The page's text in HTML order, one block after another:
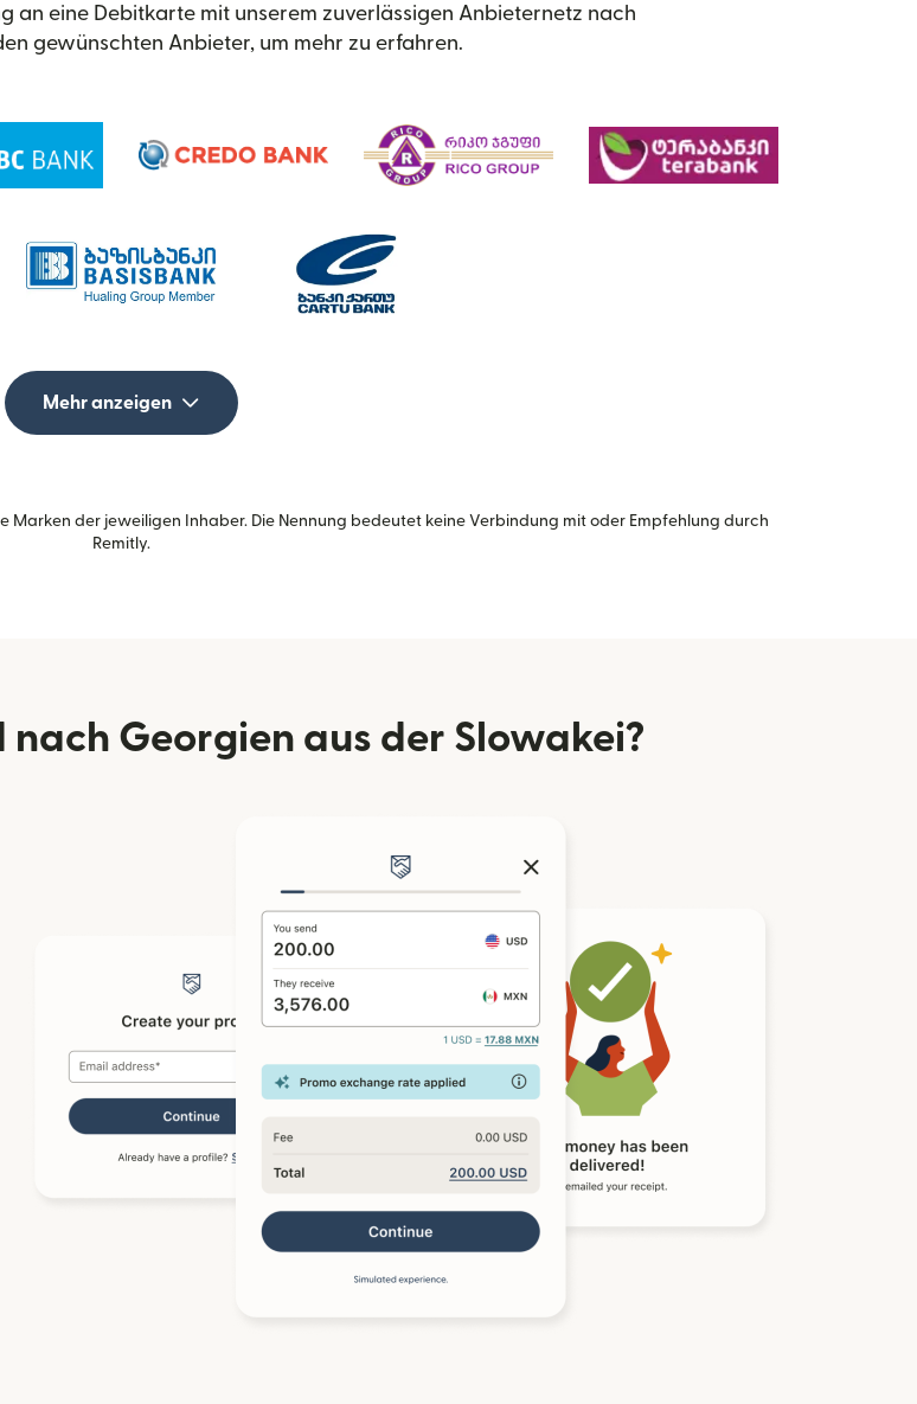
an eine Debitkarte mit unserem zuverlässigen Anbieternetz nach
gewünschten Anbieter, um mehr zu erfahren.
Mehr anzeigen
Marken der jeweiligen Inhaber. Die Nennung bedeutet keine Verbindung mit oder Empfehlung durch
Remitly.
Georgien aus der Slowakei?
Fenster geöffnet)